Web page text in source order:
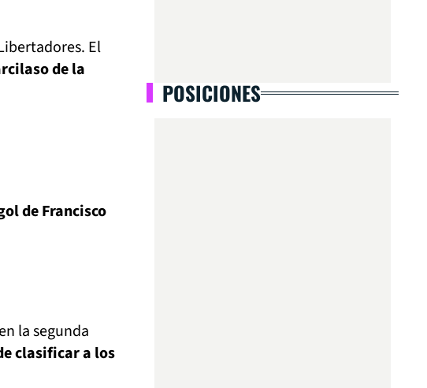
El
de la
de Francisco
la segunda
clasificar a los
POSICIONES